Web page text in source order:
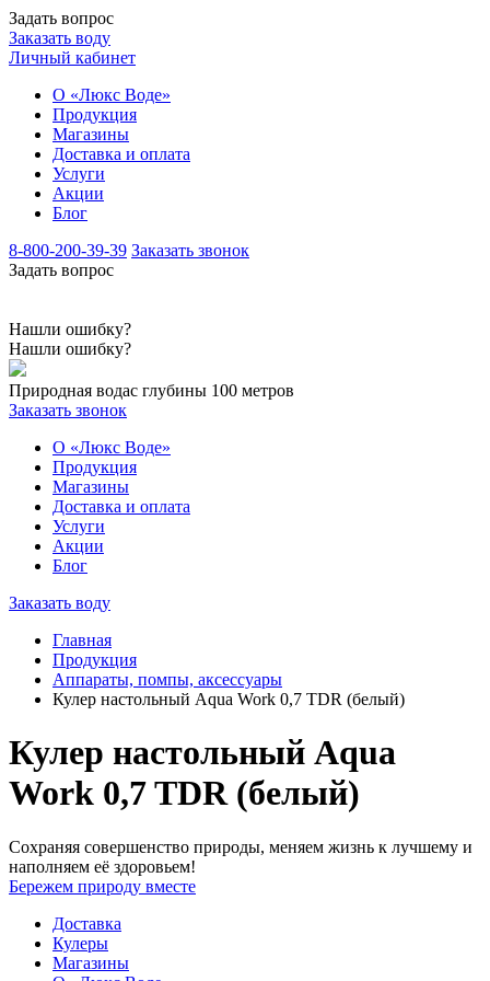
Задать вопрос
Заказать воду
Личный кабинет
О «Люкс Воде»
Продукция
Магазины
Доставка и оплата
Услуги
Акции
Блог
8-800-200-39-39 Заказать звонок
Задать вопрос
Нашли ошибку?
Нашли ошибку?
Природная водас глубины 100 метров
Заказать звонок
О «Люкс Воде»
Продукция
Магазины
Доставка и оплата
Услуги
Акции
Блог
Заказать воду
Главная
Продукция
Аппараты, помпы, аксессуары
Кулер настольный Aqua Work 0,7 TDR (белый)
Кулер настольный Aqua
Work 0,7 TDR (белый)
Сохраняя совершенство природы, меняем жизнь к лучшему и
наполняем её здоровьем!
Бережем природу вместе
Доставка
Кулеры
Магазины